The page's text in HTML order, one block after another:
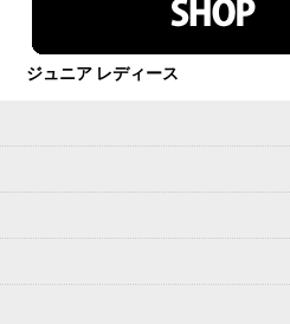
ジュニア レディース